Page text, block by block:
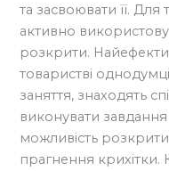
та засвоювати її.
активно
розкрити.
товаристві
заняття, знаходять
виконувати
можливість розкрити
прагнення